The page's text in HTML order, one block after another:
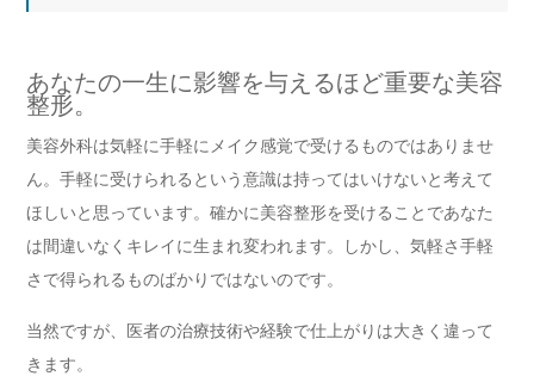
あなたの一生に影響を与えるほど重要な美容
整形。
美容外科は気軽に手軽にメイク感覚で受けるものではありませ
ん。手軽に受けられるという意識は持ってはいけないと考えて
ほしいと思っています。確かに美容整形を受けることであなた
は間違いなくキレイに生まれ変われます。しかし、気軽さ手軽
さで得られるものばかりではないのです。
当然ですが、医者の治療技術や経験で仕上がりは大きく違って
きます。